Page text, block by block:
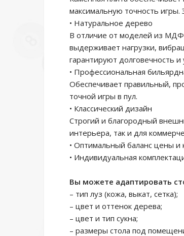
максимальную точность
• Натуральное дерево
В отличие от моделей из
выдерживает нагрузки,
гарантируют долговечность и
• Профессиональная
Обеспечивает правильный,
точной игры в пул.
• Классический дизайн
Строгий и благородный
интерьера, так и для
• Оптимальный баланс цены и
• Индивидуальная
Вы можете адаптировать
– тип луз (кожа, выкат, сетка);
– цвет и оттенок дерева;
– цвет и тип сукна;
– размеры стола под